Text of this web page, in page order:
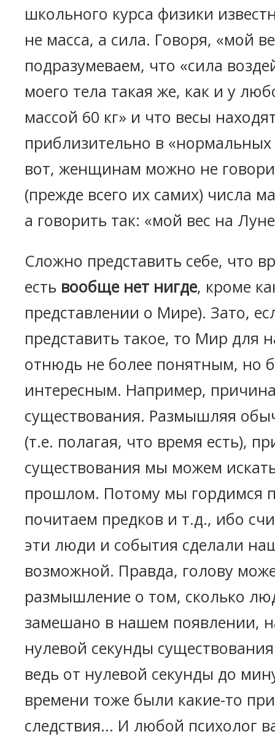
школьного курса физики
не масса, а сила. Говоря, «мой
подразумеваем, что «сила
моего тела такая же, как и у
массой 60 кг» и что весы
приблизительно в «нормальных
вот, женщинам можно не
(прежде всего их самих) числа
а говорить так: «мой вес на
Сложно представить себе, что
есть вообще нет нигде, кроме
представлении о Мире). Зато,
представить такое, то Мир для
отнюдь не более понятным, но
интересным. Например,
существования. Размышляя
(т.е. полагая, что время есть),
существования мы можем
прошлом. Потому мы гордимся
почитаем предков и т.д., ибо
эти люди и события сделали
возможной. Правда, голову
размышление о том, сколько
замешано в нашем появлении,
нулевой секунды
ведь от нулевой секунды до
времени тоже были какие-то
следствия... И любой психолог